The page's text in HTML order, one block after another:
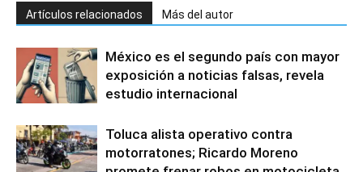
Artículos relacionados Más del autor
México es el segundo país con mayor
exposición a noticias falsas, revela
estudio internacional
Toluca alista operativo contra
motorratones; Ricardo Moreno